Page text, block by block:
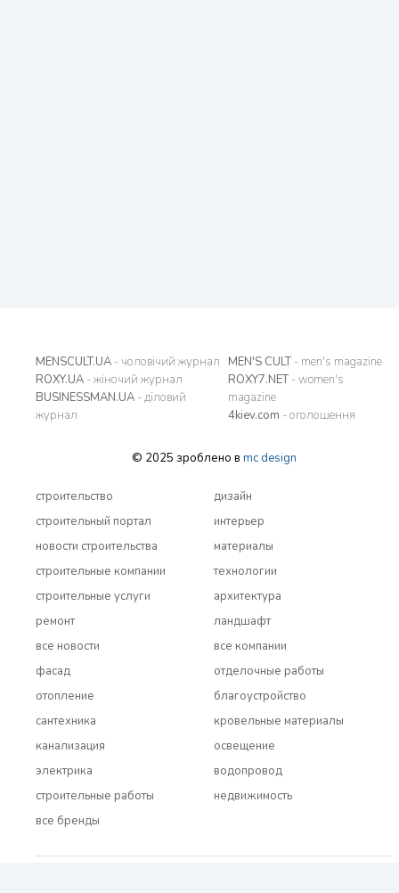
MENSCULT.UA - чоловічий журнал
ROXY.UA - жіночий журнал
BUSINESSMAN.UA - діловий
журнал
MEN'S CULT- men's magazine
ROXY7.NET- women's
magazine
4kiev.com - оголошення
© 2025 зроблено в mc design
строительство
строительный портал
новости строительства
строительные компании
строительные услуги
ремонт
все новости
дизайн
интерьер
материалы
технологии
архитектура
ландшафт
все компании
фасад
отопление
сантехника
канализация
электрика
строительные работы
все бренды
отделочные работы
благоустройство
кровельные материалы
освещение
водопровод
недвижимость